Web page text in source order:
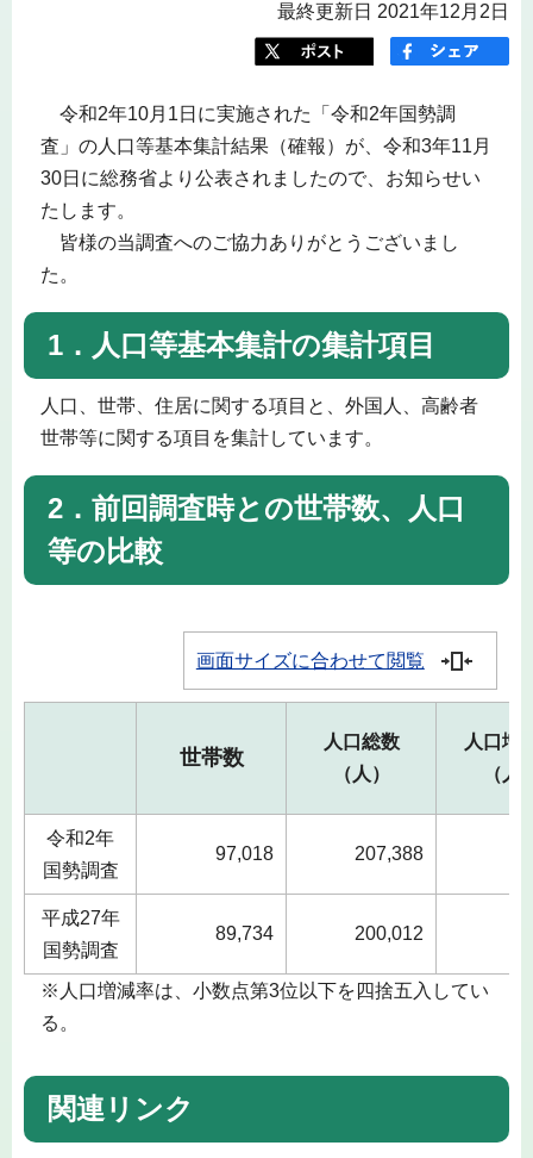
最終更新日 2021年12月2日
令和2年10月1日に実施された「令和2年国勢調
査」の人口等基本集計結果（確報）が、令和3年11月
30日に総務省より公表されましたので、お知らせい
たします。
皆様の当調査へのご協力ありがとうございまし
た。
1．人口等基本集計の集計項目
人口、世帯、住居に関する項目と、外国人、高齢者
世帯等に関する項目を集計しています。
2．前回調査時との世帯数、人口
等の比較
画面サイズに合わせて閲覧
世帯数
人口総数
（人）
人口増
（人
令和2年
国勢調査
97,018 207,388
平成27年
国勢調査
89,734 200,012
※人口増減率は、小数点第3位以下を四捨五入してい
る。
関連リンク